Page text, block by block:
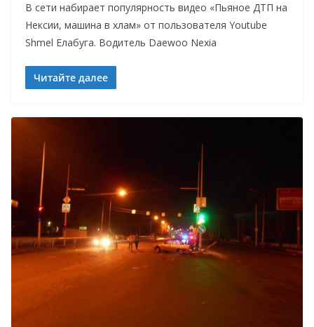
В сети набирает популярность видео «Пьяное ДТП на
Нексии, машина в хлам» от пользователя Youtube
Shmel Елабуга. Водитель Daewoo Nexia
Читайте далее